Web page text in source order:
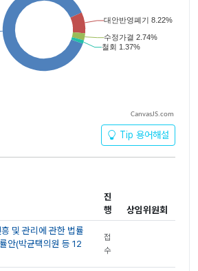
CanvasJS.com
Tip 용어해설
진
행
상임위원회
및 관리에 관한 법률
안(박균택의원 등 12
접
수